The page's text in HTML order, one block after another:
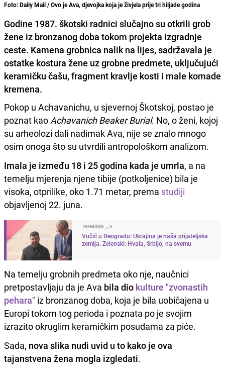
Foto: Daily Mail / Ovo je Ava, djevojka koja je živjela prije tri hiljade godina
Godine 1987. škotski radnici slučajno su otkrili grob
žene iz bronzanog doba tokom projekta izgradnje
ceste. Kamena grobnica nalik na lijes, sadržavala je
ostatke kostura žene uz grobne predmete, uključujući
keramičku čašu, fragment kravlje kosti i male komade
kremena.
Pokop u Achavanichu, u sjevernoj Škotskoj, postao je
poznat kaoAchavanich Beaker Burial. No, o ženi, kojoj
su arheolozi dali nadimak Ava, nije se znalo mnogo
osim onoga što su utvrdili antropološkom analizom.
Imala je između 18 i 25 godina kada je umrla, a na
temelju mjerenja njene tibije (potkoljenice) bila je
visoka, otprilike, oko 1.71 metar, prema studiji
objavljenoj 22. juna.
TRENDING
Vučić u Beogradu: Ukrajina je naša prijateljska
zemlja. Zelenski: Hvala, Srbijo, na svemu
Na temelju grobnih predmeta oko nje, naučnici
pretpostavljaju da je Ava bila dio kulture "zvonastih
pehara" iz bronzanog doba, koja je bila uobičajena u
Europi tokom tog perioda i poznata po je svojim
izrazito okruglim keramičkim posudama za piće.
Sada, nova slika nudi uvid u to kako je ova
tajanstvena žena mogla izgledati.